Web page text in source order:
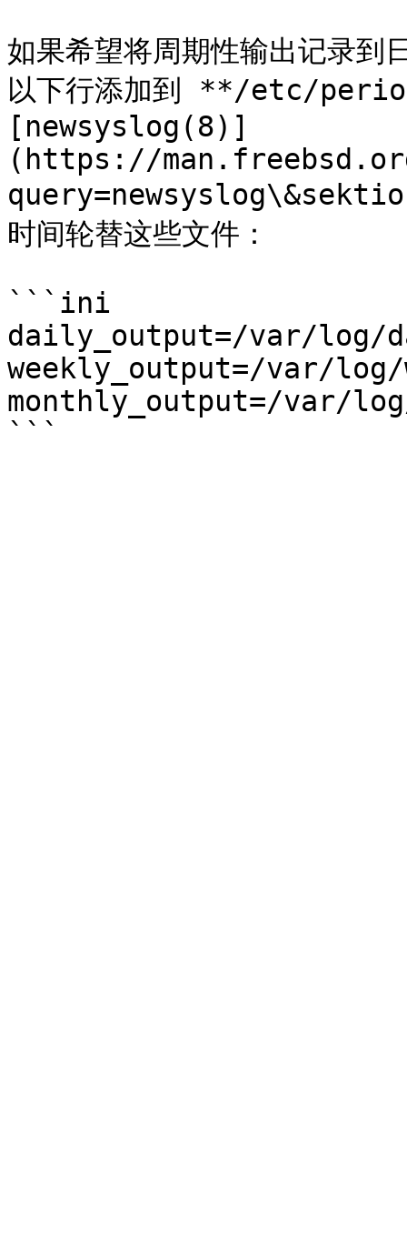
如果希望将周期性输出记录到
以下行添加到 **/etc/
[newsyslog(8)]
(https://
时间轮替这些文件：
```ini
daily_output=/var/log/
weekly_output=/var/
monthly_output=/var/